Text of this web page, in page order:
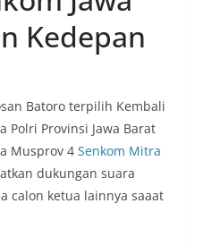
Kedepan
Batoro terpilih Kembali
Polri Provinsi Jawa Barat
Musprov 4 Senkom Mitra
dukungan suara
calon ketua lainnya saaat